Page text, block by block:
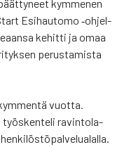
kym­me­nen
Esi­hau­to­mo ‑ohjel­
kehit­ti ja omaa
perus­ta­mis­ta
vuot­ta.
työs­ken­te­li ravin­to­la-